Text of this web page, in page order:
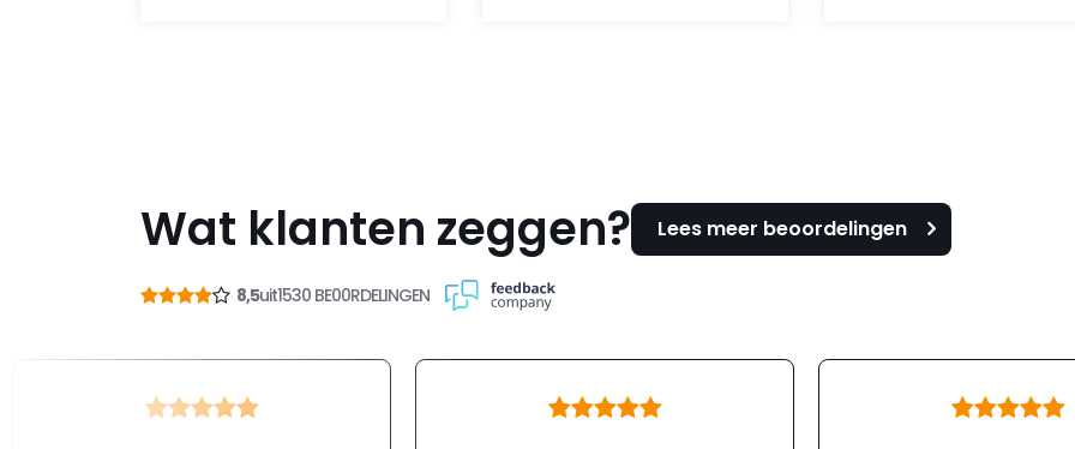
Wat klanten zeggen? Lees meer beoordelingen
8,5uit1530 BE00RDELINGEN